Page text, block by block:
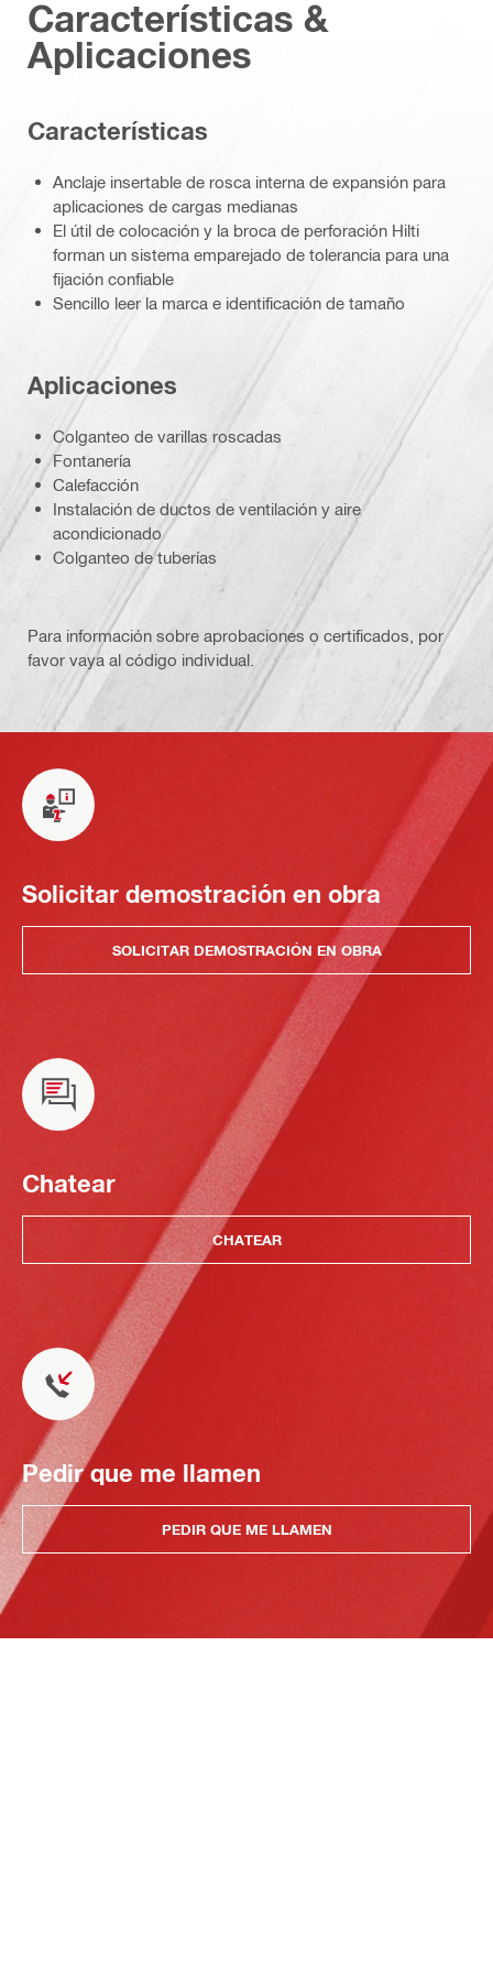
Características &
Aplicaciones
Características
Anclaje insertable de rosca interna de expansión para
aplicaciones de cargas medianas
El útil de colocación y la broca de perforación Hilti
forman un sistema emparejado de tolerancia para una
fijación confiable
Sencillo leer la marca e identificación de tamaño
Aplicaciones
Colganteo de varillas roscadas
Fontanería
Calefacción
Instalación de ductos de ventilación y aire
acondicionado
Colganteo de tuberías
Para información sobre aprobaciones o certificados, por
favor vaya al código individual.
Solicitar demostración en obra
SOLICITAR DEMOSTRACIÓN EN OBRA
Chatear
CHATEAR
Pedir que me llamen
PEDIR QUE ME LLAMEN